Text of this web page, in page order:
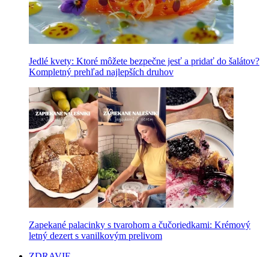
Jedlé kvety: Ktoré môžete bezpečne jesť a pridať do šalátov?
Kompletný prehľad najlepších druhov
Zapekané palacinky s tvarohom a čučoriedkami: Krémový
letný dezert s vanilkovým prelivom